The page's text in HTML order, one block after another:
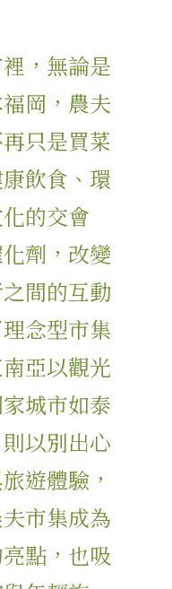
，無論是
岡，農夫
只是買菜
飲食、環
的交會
劑，改變
間的互動
念型市集
亞以觀光
城市如泰
以別出心
遊體驗，
市集成為
點，也吸